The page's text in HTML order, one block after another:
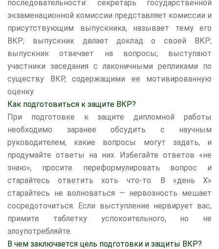
последовательности: секретарь государственной
экзаменационной комиссии представляет комиссии и
присутствующим выпускника, называет тему его
ВКР; выпускник делает доклад о своей ВКР;
выпускник отвечает на вопросы; выступают
участники заседания с лаконичными репликами по
существу ВКР, содержащими ее мотивированную
оценку.
Как подготовиться к защите ВКР?
При подготовке к защите дипломной работы
необходимо заранее обсудить с научным
руководителем, какие вопросы могут задать, и
продумайте ответы на них. Избегайте ответов «не
знаю», просите переформулировать вопрос и
старайтесь ответить хоть что-то. В «день Х»
старайтесь не волноваться — нервозность мешает
сосредоточиться. Если выступление нервирует вас,
примите таблетку успокоительного, но не
злоупотребляйте.
В чем заключается цель подготовки и защиты ВКР?